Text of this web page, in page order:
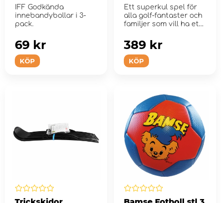
IFF Godkända
innebandybollar i 3-
pack.
KÖP
69 kr
Ett superkul spel för
alla golf-fantaster och
familjer som vill ha ett
KÖP
389 kr